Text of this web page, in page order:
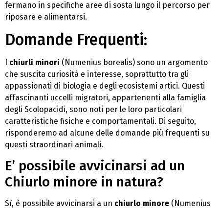
fermano in specifiche aree di sosta lungo il percorso per
riposare e alimentarsi.
Domande Frequenti:
I chiurli minori (Numenius borealis) sono un argomento
che suscita curiosità e interesse, soprattutto tra gli
appassionati di biologia e degli ecosistemi artici. Questi
affascinanti uccelli migratori, appartenenti alla famiglia
degli Scolopacidi, sono noti per le loro particolari
caratteristiche fisiche e comportamentali. Di seguito,
risponderemo ad alcune delle domande più frequenti su
questi straordinari animali.
E’ possibile avvicinarsi ad un
Chiurlo minore in natura?
Sì, è possibile avvicinarsi a un chiurlo minore (Numenius